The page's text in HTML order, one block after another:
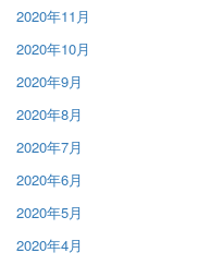
2020年11月
2020年10月
2020年9月
2020年8月
2020年7月
2020年6月
2020年5月
2020年4月